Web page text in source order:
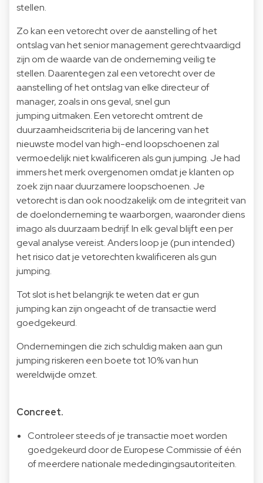
stellen.
Zo kan een vetorecht over de aanstelling of het
ontslag van het senior management gerechtvaardigd
zijn om de waarde van de onderneming veilig te
stellen. Daarentegen zal een vetorecht over de
aanstelling of het ontslag van elke directeur of
manager, zoals in ons geval, snel gun
jumping uitmaken. Een vetorecht omtrent de
duurzaamheidscriteria bij de lancering van het
nieuwste model van high-end loopschoenen zal
vermoedelijk niet kwalificeren als gun jumping. Je had
immers het merk overgenomen omdat je klanten op
zoek zijn naar duurzamere loopschoenen. Je
vetorecht is dan ook noodzakelijk om de integriteit van
de doelonderneming te waarborgen, waaronder diens
imago als duurzaam bedrijf. In elk geval blijft een per
geval analyse vereist. Anders loop je (pun intended)
het risico dat je vetorechten kwalificeren als gun
jumping.
Tot slot is het belangrijk te weten dat er gun
jumping kan zijn ongeacht of de transactie werd
goedgekeurd.
Ondernemingen die zich schuldig maken aan gun
jumping riskeren een boete tot 10% van hun
wereldwijde omzet.
Concreet.
Controleer steeds of je transactie moet worden
goedgekeurd door de Europese Commissie of één
of meerdere nationale mededingingsautoriteiten.